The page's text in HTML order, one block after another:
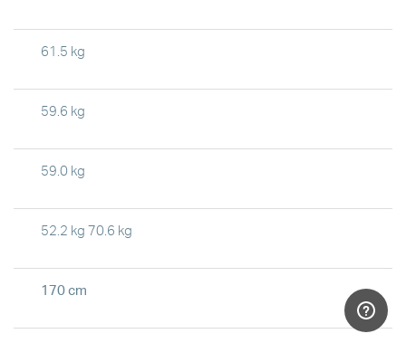
61.5 kg
59.6 kg
59.0 kg
52.2 kg 70.6 kg
170 cm